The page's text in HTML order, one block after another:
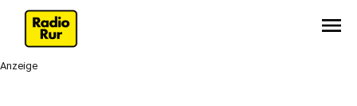
menu
Anzeige